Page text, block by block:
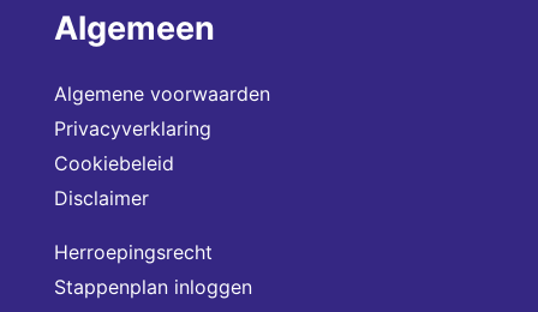
Algemeen
Algemene voorwaarden
Privacyverklaring
Cookiebeleid
Disclaimer
Herroepingsrecht
Stappenplan inloggen